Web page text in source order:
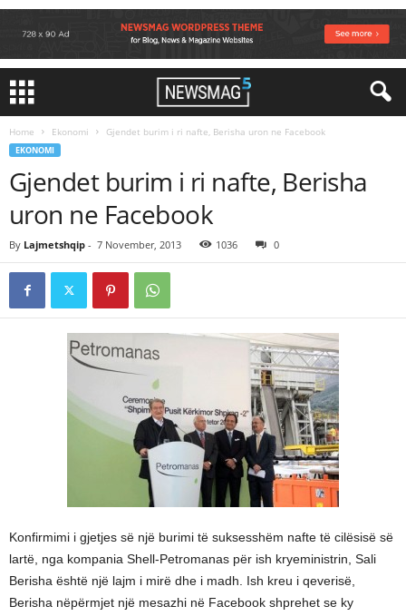
Home Ekonomi Gjendet burim i ri nafte, Berisha uron ne Facebook
EKONOMI
Gjendet burim i ri nafte, Berisha
uron ne Facebook
By Lajmetshqip - 7 November, 2013 1036 0
Konfirmimi i gjetjes së një burimi të suksesshëm nafte të cilësisë së
lartë, nga kompania Shell-Petromanas për ish kryeministrin, Sali
Berisha është një lajm i mirë dhe i madh. Ish kreu i qeverisë,
Berisha nëpërmjet një mesazhi në Facebook shprehet se ky